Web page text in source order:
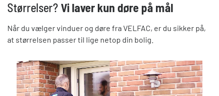
Størrelser? Vi laver kun døre på mål
Når du vælger vinduer og døre fra VELFAC, er du sikker på,
at størrelsen passer til lige netop din bolig.